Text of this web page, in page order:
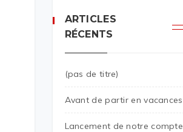
ARTICLES
RÉCENTS
(pas de titre)
Avant de partir en vacances
Lancement de notre compte